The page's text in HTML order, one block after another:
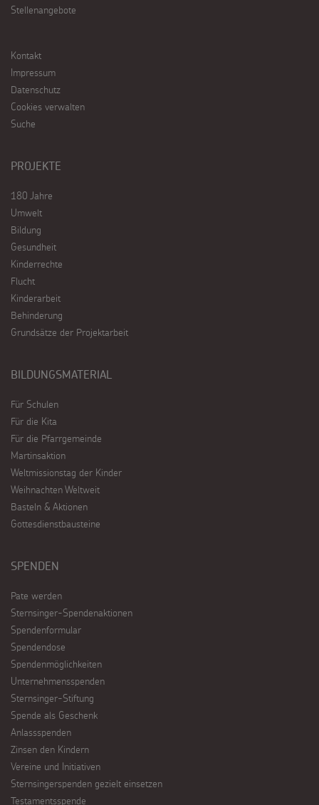
Stellenangebote
Kontakt
Impressum
Datenschutz
Cookies verwalten
Suche
PROJEKTE
180 Jahre
Umwelt
Bildung
Gesundheit
Kinderrechte
Flucht
Kinderarbeit
Behinderung
Grundsätze der Projektarbeit
BILDUNGSMATERIAL
Für Schulen
Für die Kita
Für die Pfarrgemeinde
Martinsaktion
Weltmissionstag der Kinder
Weihnachten Weltweit
Basteln & Aktionen
Gottesdienstbausteine
SPENDEN
Pate werden
Sternsinger-Spendenaktionen
Spendenformular
Spendendose
Spendenmöglichkeiten
Unternehmensspenden
Sternsinger-Stiftung
Spende als Geschenk
Anlassspenden
Zinsen den Kindern
Vereine und Initiativen
Sternsingerspenden gezielt einsetzen
Testamentsspende